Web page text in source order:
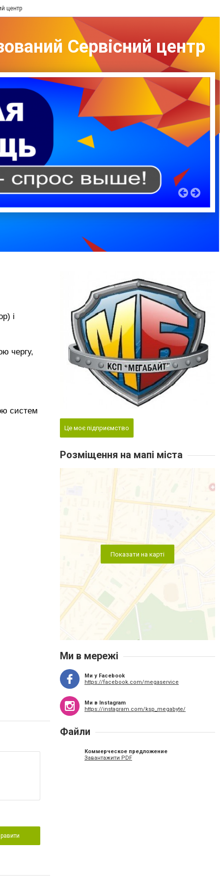
центр
Сервісний центр
і
чергу,
систем
Це моє підприємство
Розміщення на мапі міста
Показати на карті
Ми в мережі
Ми у Facebook
https://facebook.com/megaservice
Ми в Instagram
https://instagram.com/ksp_megabyte/
Файли
Коммерческое предложение
Завантажити PDF